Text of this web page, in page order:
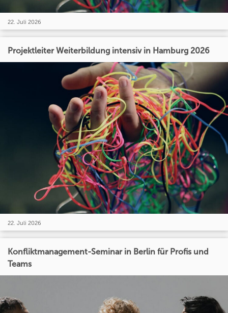
22. Juli 2026
Projektleiter Weiterbildung intensiv in Hamburg 2026
22. Juli 2026
Konfliktmanagement-Seminar in Berlin für Profis und
Teams